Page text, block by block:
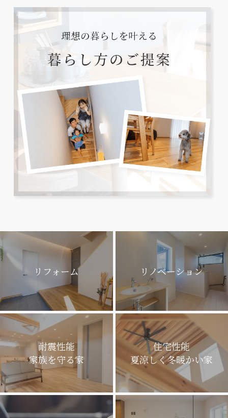
リフォーム リノベーション
耐震性能
家族を守る家
住宅性能
夏涼しく冬暖かい家